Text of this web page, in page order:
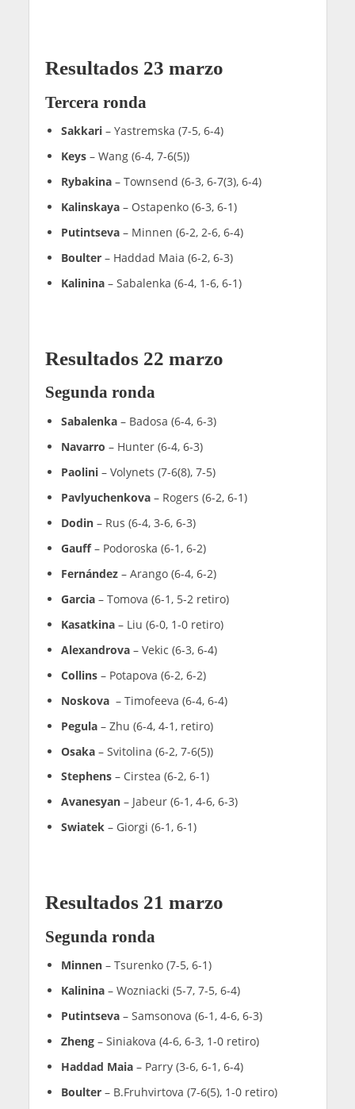
Resultados 23 marzo
Tercera ronda
Sakkari– Yastremska (7-5, 6-4)
Keys– Wang (6-4, 7-6(5))
Rybakina– Townsend (6-3, 6-7(3), 6-4)
Kalinskaya – Ostapenko (6-3, 6-1)
Putintseva– Minnen (6-2, 2-6, 6-4)
Boulter– Haddad Maia (6-2, 6-3)
Kalinina– Sabalenka (6-4, 1-6, 6-1)
Resultados 22 marzo
Segunda ronda
Sabalenka– Badosa (6-4, 6-3)
Navarro – Hunter (6-4, 6-3)
Paolini– Volynets (7-6(8), 7-5)
Pavlyuchenkova– Rogers (6-2, 6-1)
Dodin– Rus (6-4, 3-6, 6-3)
Gauff– Podoroska (6-1, 6-2)
Fernández– Arango (6-4, 6-2)
Garcia– Tomova (6-1, 5-2 retiro)
Kasatkina– Liu (6-0, 1-0 retiro)
Alexandrova – Vekic (6-3, 6-4)
Collins– Potapova (6-2, 6-2)
Noskova– Timofeeva (6-4, 6-4)
Pegula– Zhu (6-4, 4-1, retiro)
Osaka– Svitolina (6-2, 7-6(5))
Stephens– Cirstea (6-2, 6-1)
Avanesyan– Jabeur (6-1, 4-6, 6-3)
Swiatek– Giorgi (6-1, 6-1)
Resultados 21 marzo
Segunda ronda
Minnen– Tsurenko (7-5, 6-1)
Kalinina– Wozniacki (5-7, 7-5, 6-4)
Putintseva– Samsonova (6-1, 4-6, 6-3)
Zheng– Siniakova (4-6, 6-3, 1-0 retiro)
Haddad Maia– Parry (3-6, 6-1, 6-4)
Boulter– B.Fruhvirtova (7-6(5), 1-0 retiro)